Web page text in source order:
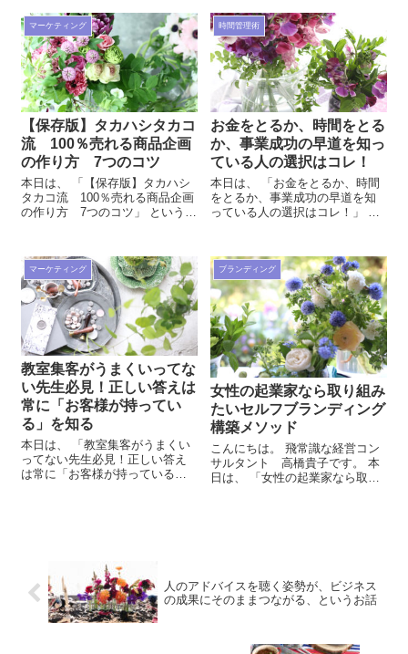
話をしていきたいと思います。
飛常...
気軽に...
マーケティング
【保存版】タカハシタカコ
流 100％売れる商品企画
の作り方 7つのコツ
本日は、 「【保存版】タカハシ
タカコ流 100％売れる商品企画
の作り方 7つのコツ」 という内
ンサルタント高橋貴子 LINE公式
アカウント ご質問もお気軽に...
時間管理術
お金をとるか、時間をとる
か、事業成功の早道を知っ
ている人の選択はコレ！
本日は、 「お金をとるか、時間
をとるか、事業成功の早道を知
っている人の選択はコレ！」 と
集客コンサルタント高橋貴子
LINE公式アカウント ご質問もお
気軽に...
マーケティング
教室集客がうまくいってな
い先生必見！正しい答えは
常に「お客様が持ってい
る」を知る
本日は、 「教室集客がうまくい
ってない先生必見！正しい答え
は常に「お客様が持っている」
ブランディング
女性の起業家なら取り組み
たいセルフブランディング
構築メソッド
こんにちは。 飛常識な経営コン
サルタント 高橋貴子です。 本
日は、 「女性の起業家なら取り
人のアドバイスを聴く姿勢が、ビジネス
の成果にそのままつながる、というお話